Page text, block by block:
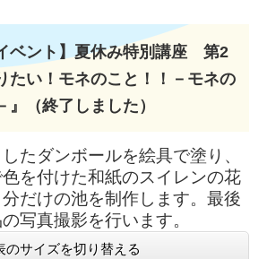
ベント】夏休み特別講座 第2
たい！モネのこと！！－モネの
』（終了しました）
たダンボールを絵具で塗り、
を付けた和紙のスイレンの花
だけの池を制作します。最後
写真撮影を行います。​
のサイズを切り替える